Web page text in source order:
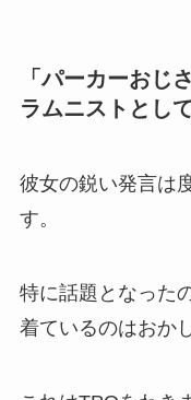
「パーカーおじ
ラムニストとし
彼女の鋭い発言は
す。
特に話題となった
着ているのはおか